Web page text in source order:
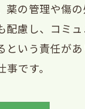
の管理や傷
慮し、コミ
いう責任が
です。